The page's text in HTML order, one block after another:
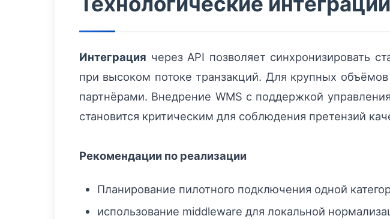
Интеграция через API позволяет синхронизировать
при высоком потоке транзакций. Для крупных
партнёрами. Внедрение WMS с поддержкой
становится критическим для соблюдения претензий
Рекомендации по реализации
Планирование пилотного подключения одной
использование middleware для локальной